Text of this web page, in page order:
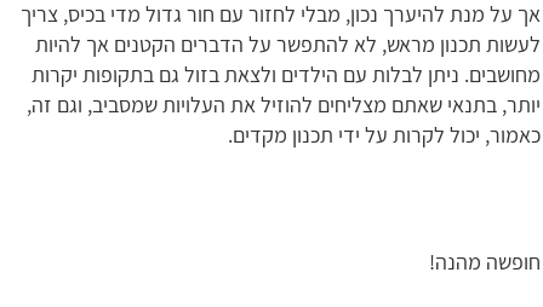
אך על מנת להיערך נכון, מבלי לחזור עם חור גדול מדי בכיס, צריך
לעשות תכנון מראש, לא להתפשר על הדברים הקטנים אך להיות
מחושבים. ניתן לבלות עם הילדים ולצאת בזול גם בתקופות יקרות
יותר, בתנאי שאתם מצליחים להוזיל את העלויות שמסביב, וגם זה,
כאמור, יכול לקרות על ידי תכנון מקדים.
חופשה מהנה!